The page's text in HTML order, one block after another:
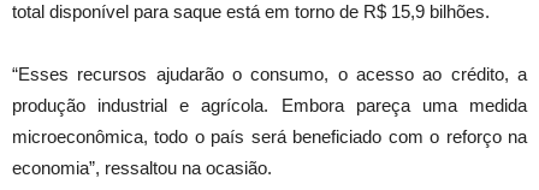
total disponível para saque está em torno de R$ 15,9 bilhões.
“Esses recursos ajudarão o consumo, o acesso ao crédito, a
produção industrial e agrícola. Embora pareça uma medida
microeconômica, todo o país será beneficiado com o reforço na
economia”, ressaltou na ocasião.